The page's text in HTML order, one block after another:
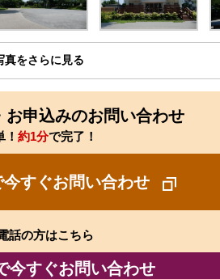
真をさらに見る
お申込みのお問い合わせ
！ 約1分で完了！
今すぐお問い合わせ
話の方はこちら
今すぐお問い合わせ